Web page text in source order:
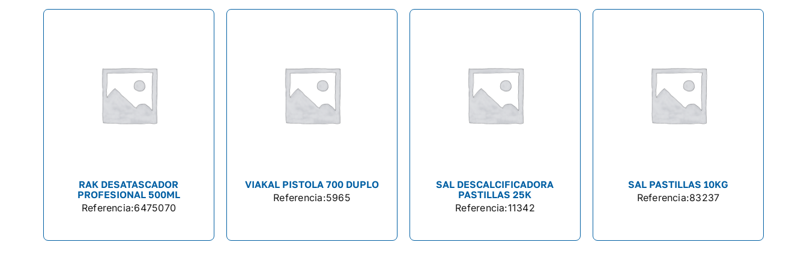
RAK DESATASCADOR
PROFESIONAL 500ML
Referencia:6475070
VIAKAL PISTOLA 700 DUPLO
Referencia:5965
SAL DESCALCIFICADORA
PASTILLAS 25K
Referencia:11342
SAL PASTILLAS 10KG
Referencia:83237